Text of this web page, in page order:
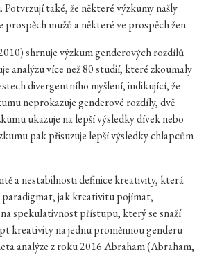
také, že některé výzkumy našly
mužů a některé ve prospěch žen.
shrnuje výzkum genderových rozdílů
analýzu více než 80 studií, které zkoumaly
divergentního myšlení, indikující, že
neprokazuje genderové rozdíly, dvě
ukazuje na lepší výsledky dívek nebo
pak přisuzuje lepší výsledky chlapcům
a nestabilnosti definice kreativity, která
paradigmat, jak kreativitu pojímat,
spekulativnost přístupu, který se snaží
kreativity na jednu proměnnou genderu
analýze z roku 2016 Abraham (Abraham,